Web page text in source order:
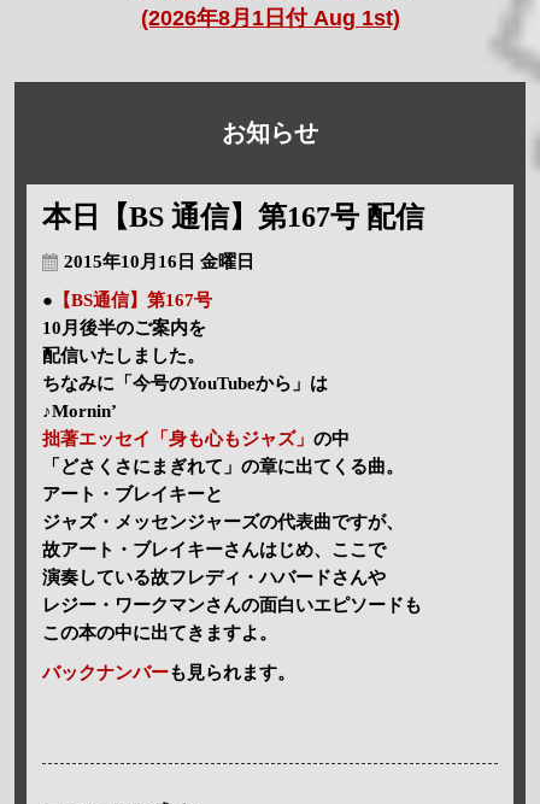
(2026年8月1日付 Aug 1st)
お知らせ
本日【BS 通信】第167号 配信
2015年10月16日 金曜日
● 【BS通信】第167号
10月後半のご案内を
配信いたしました。
ちなみに「今号のYouTubeから」は
♪Mornin’
拙著エッセイ「身も心もジャズ」 の中
「どさくさにまぎれて」の章に出てくる曲。
アート・ブレイキーと
ジャズ・メッセンジャーズの代表曲ですが、
故アート・ブレイキーさんはじめ、ここで
演奏している故フレディ・ハバードさんや
レジー・ワークマンさんの面白いエピソードも
この本の中に出てきますよ。
バックナンバーも見られます。